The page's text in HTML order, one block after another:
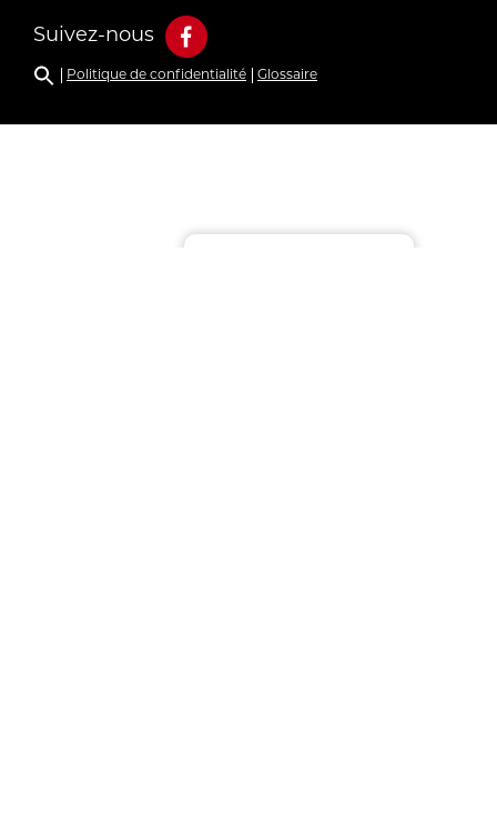
Suivez-nous
Politique de confidentialité Glossaire